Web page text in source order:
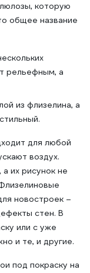
которую
общее название
рельефным, а
из флизелина, а
для любой
воздух.
их рисунок не
новостроек –
стен. В
или с уже
и те, и другие.
под покраску на